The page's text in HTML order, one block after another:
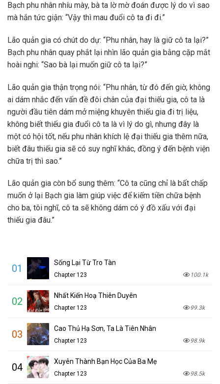
Bạch phu nhân nhíu mày, bà ta lờ mờ đoán được lý do vì sao
mà hắn tức giận: “Vậy thì mau đuổi cô ta đi đi.”
Lão quản gia có chút do dự: “Phu nhân, hay là giữ cô ta lại?”
Bạch phu nhân quay phắt lại nhìn lão quản gia bằng cặp mắt
hoài nghi: “Sao bà lại muốn giữ cô ta lại?”
Lão quản gia thận trọng nói: “Phu nhân, từ đó đến giờ, không
ai dám nhắc đến vấn đề đôi chân của đại thiếu gia, cô ta là
người đầu tiên dám mở miệng khuyên thiếu gia đi trị liệu,
không biết thiếu gia đuổi cô ta là vì lý do gì, nhưng đây là
một có hội tốt, nếu phu nhân khích lệ đại thiếu gia thêm nữa,
biết đâu thiếu gia sẽ có suy nghĩ khác, đồng ý đến bệnh viện
chữa trị thì sao.”
Lão quản gia còn bổ sung thêm: “Cô ta cũng chỉ là bất chấp
muốn ở lại Bạch gia làm giúp việc để kiếm tiền chữa bệnh
cho ba, tôi nghĩ, cô ta sẽ không dám có ý đồ xấu với đại
thiếu gia đâu.”
01 Sống Lại Từ Tro Tàn
Chapter 123 100.1k
02 Nhất Kiến Hoạ Thiên Duyên
Chapter 123 99.3k
03 Cao Thủ Hạ Sơn, Ta Là Tiên Nhân
Chapter 123 98.9k
04 Xuyên Thành Bạn Học Của Ba Mẹ
Chapter 123 98.5k